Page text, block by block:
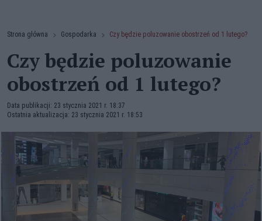
Strona główna Gospodarka Czy będzie poluzowanie obostrzeń od 1 lutego?
Czy będzie poluzowanie
obostrzeń od 1 lutego?
Data publikacji: 23 stycznia 2021 r. 18:37
Ostatnia aktualizacja: 23 stycznia 2021 r. 18:53